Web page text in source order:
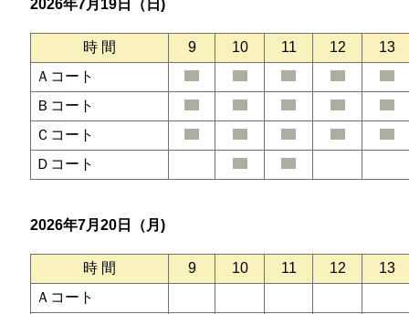
2026年7月19日（日)
時 間 9 10 11 12
13
Ａコート
Ｂコート
Ｃコート
Ｄコート
2026年7月20日（月)
時 間 9 10 11 12
13
Ａコート